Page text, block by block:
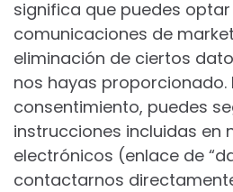
significa que puedes
comunicaciones de
eliminación de ciertos
nos hayas proporcionado.
consentimiento, puedes
instrucciones incluidas en
electrónicos (enlace de
contactarnos